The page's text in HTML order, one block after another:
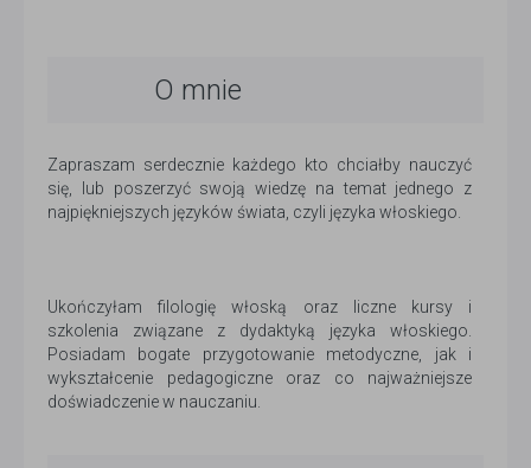
O mnie
Zapraszam serdecznie każdego kto chciałby nauczyć
się, lub poszerzyć swoją wiedzę na temat jednego z
najpiękniejszych języków świata, czyli języka włoskiego.
Ukończyłam filologię włoską oraz liczne kursy i
szkolenia związane z dydaktyką języka włoskiego.
Posiadam bogate przygotowanie metodyczne, jak i
wykształcenie pedagogiczne oraz co najważniejsze
doświadczenie w nauczaniu.